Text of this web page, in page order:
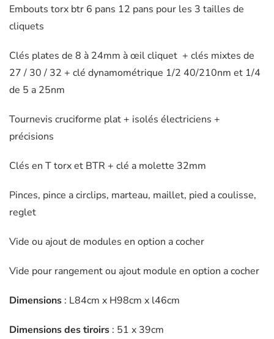
Embouts torx btr 6 pans 12 pans pour les 3 tailles de
cliquets
Clés plates de 8 à 24mm à œil cliquet + clés mixtes de
27 / 30 / 32 + clé dynamométrique 1/2 40/210nm et 1/4
de 5 a 25nm
Tournevis cruciforme plat + isolés électriciens +
précisions
Clés en T torx et BTR + clé a molette 32mm
Pinces, pince a circlips, marteau, maillet, pied a coulisse,
reglet
Vide ou ajout de modules en option a cocher
Vide pour rangement ou ajout module en option a cocher
Dimensions : L84cm x H98cm x l46cm
Dimensions des tiroirs : 51 x 39cm